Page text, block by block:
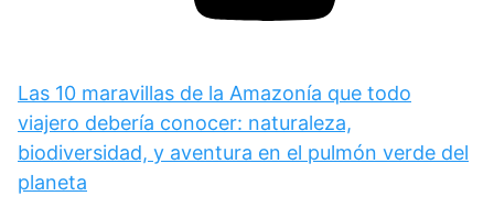
Las 10 maravillas de la Amazonía que todo
viajero debería conocer: naturaleza,
biodiversidad, y aventura en el pulmón verde del
planeta